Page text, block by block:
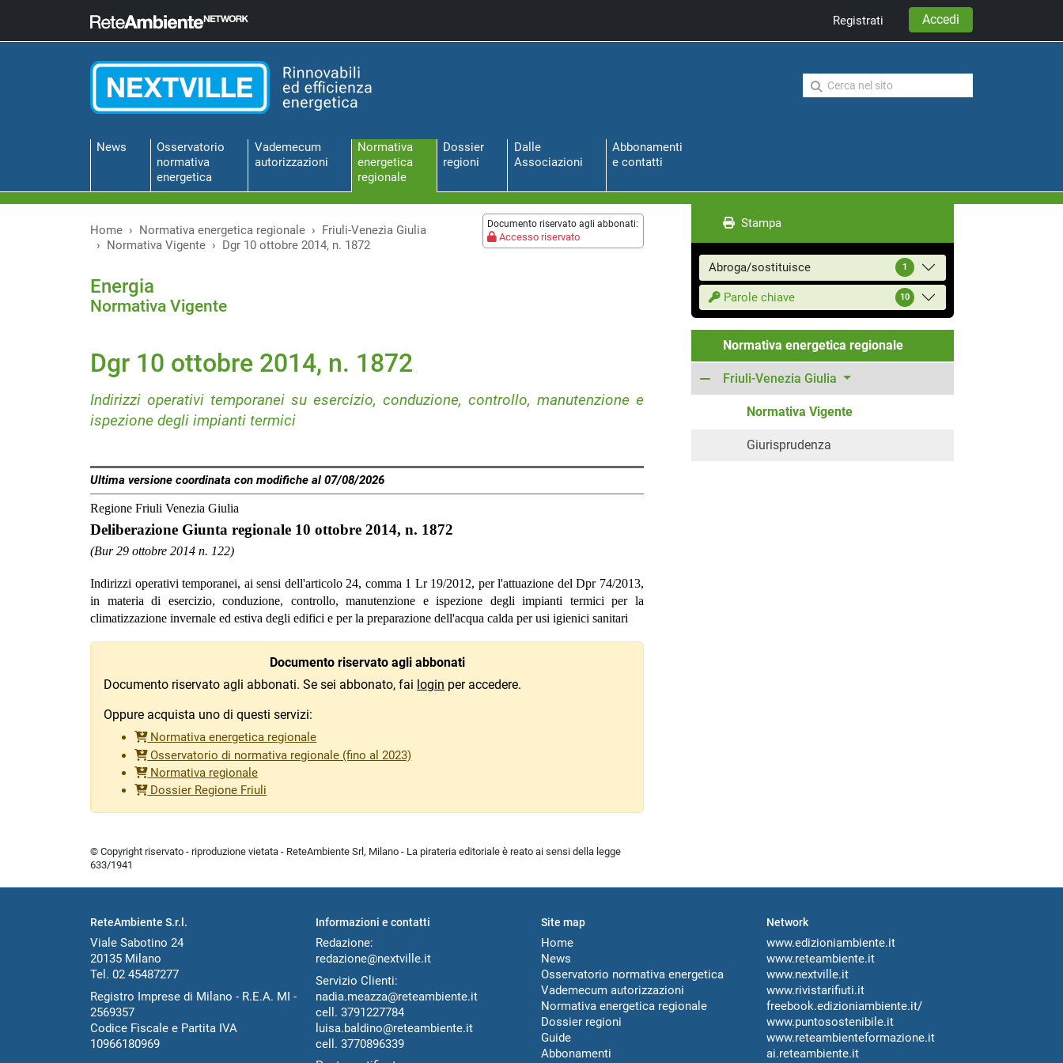
Registrati Accedi
News
Osservatorio
normativa
energetica
Vademecum
autorizzazioni
Normativa
energetica
regionale
Dossier
regioni
Dalle
Associazioni
Abbonamenti
e contatti
Documento riservato agli abbonati:
Accesso riservato
Home Normativa energetica regionale
Friuli-Venezia Giulia
Normativa Vigente
Dgr 10 ottobre 2014, n. 1872
Energia
Normativa Vigente
Dgr 10 ottobre 2014, n. 1872
Indirizzi operativi temporanei su esercizio, conduzione, controllo, manutenzione e
ispezione degli impianti termici
Ultima versione coordinata con modifiche al 07/08/2026
Regione Friuli Venezia Giulia
Deliberazione Giunta regionale 10 ottobre 2014, n. 1872
(Bur 29 ottobre 2014 n. 122)
Indirizzi operativi temporanei, ai sensi dell'articolo 24, comma 1 Lr 19/2012, per l'attuazione del Dpr 74/2013,
in materia di esercizio, conduzione, controllo, manutenzione e ispezione degli impianti termici per la
climatizzazione invernale ed estiva degli edifici e per la preparazione dell'acqua calda per usi igienici sanitari
Documento riservato agli abbonati
Documento riservato agli abbonati. Se sei abbonato, fai login per accedere.
Oppure acquista uno di questi servizi:
Normativa energetica regionale
Osservatorio di normativa regionale (fino al 2023)
Normativa regionale
Dossier Regione Friuli
© Copyright riservato - riproduzione vietata - ReteAmbiente Srl, Milano - La pirateria editoriale è reato ai sensi della legge
633/1941
Stampa
Abroga/sostituisce 1
Parole chiave 10
Normativa energetica regionale
Friuli-Venezia Giulia
Normativa Vigente
Giurisprudenza
ReteAmbiente S.r.l.
Viale Sabotino 24
20135 Milano
Tel. 02 45487277
Registro Imprese di Milano - R.E.A. MI -
2569357
Codice Fiscale e Partita IVA
10966180969
Informazioni e contatti
Redazione:
redazione@nextville.it
Servizio Clienti:
nadia.meazza@reteambiente.it
cell. 3791227784
luisa.baldino@reteambiente.it
cell. 3770896339
Site map
Home
News
Osservatorio normativa energetica
Vademecum autorizzazioni
Normativa energetica regionale
Dossier regioni
Guide
Abbonamenti
Network
www.edizioniambiente.it
www.reteambiente.it
www.nextville.it
www.rivistarifiuti.it
freebook.edizioniambiente.it/
www.puntosostenibile.it
www.reteambienteformazione.it
ai.reteambiente.it